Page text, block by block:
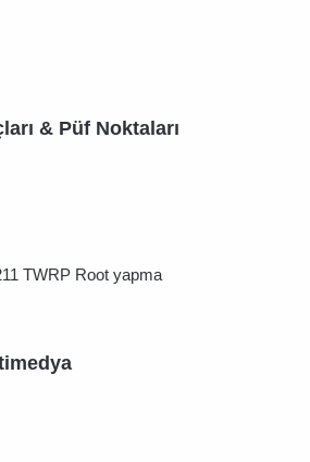
& Püf Noktaları
TWRP Root yapma